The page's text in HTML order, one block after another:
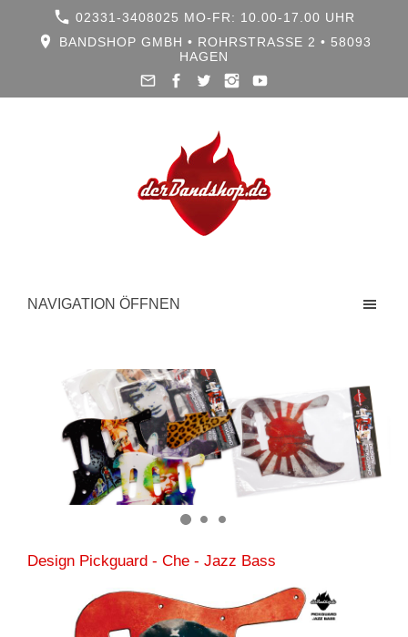
02331-3408025 MO-FR: 10.00-17.00 UHR
BANDSHOP GMBH • ROHRSTRASSE 2 • 58093 H
AGEN
NAVIGATION ÖFFNEN
Design Pickguard - Che - Jazz Bass